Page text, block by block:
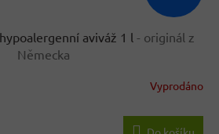
aviváž 1 l - originál z
Německa
Vyprodáno